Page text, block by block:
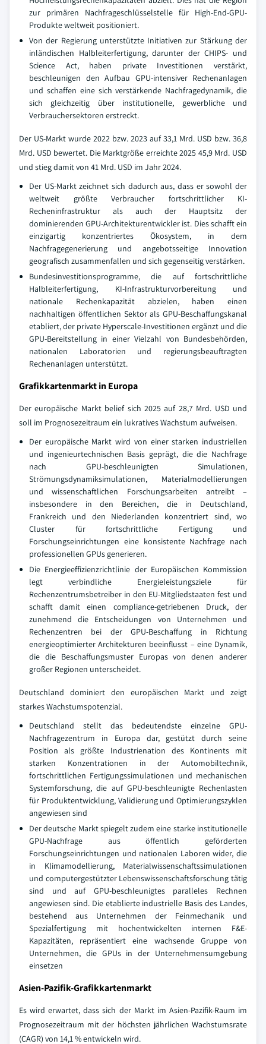
zur primären Nachfrageschlüsselstelle für High-End-GPU-
Produkte weltweit positioniert.
Von der Regierung unterstützte Initiativen zur Stärkung der
inländischen Halbleiterfertigung, darunter der CHIPS- und
Science Act, haben private Investitionen verstärkt,
beschleunigen den Aufbau GPU-intensiver Rechenanlagen
und schaffen eine sich verstärkende Nachfragedynamik, die
sich gleichzeitig über institutionelle, gewerbliche und
Verbrauchersektoren erstreckt.
Der US-Markt wurde 2022 bzw. 2023 auf 33,1 Mrd. USD bzw. 36,8
Mrd. USD bewertet. Die Marktgröße erreichte 2025 45,9 Mrd. USD
und stieg damit von 41 Mrd. USD im Jahr 2024.
Der US-Markt zeichnet sich dadurch aus, dass er sowohl der
weltweit größte Verbraucher fortschrittlicher KI-
Recheninfrastruktur als auch der Hauptsitz der
dominierenden GPU-Architekturentwickler ist. Dies schafft ein
einzigartig konzentriertes Ökosystem, in dem
Nachfragegenerierung und angebotsseitige Innovation
geografisch zusammenfallen und sich gegenseitig verstärken.
Bundesinvestitionsprogramme, die auf fortschrittliche
Halbleiterfertigung, KI-Infrastrukturvorbereitung und
nationale Rechenkapazität abzielen, haben einen
nachhaltigen öffentlichen Sektor als GPU-Beschaffungskanal
etabliert, der private Hyperscale-Investitionen ergänzt und die
GPU-Bereitstellung in einer Vielzahl von Bundesbehörden,
nationalen Laboratorien und regierungsbeauftragten
Rechenanlagen unterstützt.
Grafikkartenmarkt in Europa
Der europäische Markt belief sich 2025 auf 28,7 Mrd. USD und
soll im Prognosezeitraum ein lukratives Wachstum aufweisen.
Der europäische Markt wird von einer starken industriellen
und ingenieurtechnischen Basis geprägt, die die Nachfrage
nach GPU-beschleunigten Simulationen,
Strömungsdynamiksimulationen, Materialmodellierungen
und wissenschaftlichen Forschungsarbeiten antreibt –
insbesondere in den Bereichen, die in Deutschland,
Frankreich und den Niederlanden konzentriert sind, wo
Cluster für fortschrittliche Fertigung und
Forschungseinrichtungen eine konsistente Nachfrage nach
professionellen GPUs generieren.
Die Energieeffizienzrichtlinie der Europäischen Kommission
legt verbindliche Energieleistungsziele für
Rechenzentrumsbetreiber in den EU-Mitgliedstaaten fest und
schafft damit einen compliance-getriebenen Druck, der
zunehmend die Entscheidungen von Unternehmen und
Rechenzentren bei der GPU-Beschaffung in Richtung
energieoptimierter Architekturen beeinflusst – eine Dynamik,
die die Beschaffungsmuster Europas von denen anderer
großer Regionen unterscheidet.
Deutschland dominiert den europäischen Markt und zeigt
starkes Wachstumspotenzial.
Deutschland stellt das bedeutendste einzelne GPU-
Nachfragezentrum in Europa dar, gestützt durch seine
Position als größte Industrienation des Kontinents mit
starken Konzentrationen in der Automobiltechnik,
fortschrittlichen Fertigungssimulationen und mechanischen
Systemforschung, die auf GPU-beschleunigte Rechenlasten
für Produktentwicklung, Validierung und Optimierungszyklen
angewiesen sind
Der deutsche Markt spiegelt zudem eine starke institutionelle
GPU-Nachfrage aus öffentlich geförderten
Forschungseinrichtungen und nationalen Laboren wider, die
in Klimamodellierung, Materialwissenschaftssimulationen
und computergestützter Lebenswissenschaftsforschung tätig
sind und auf GPU-beschleunigtes paralleles Rechnen
angewiesen sind. Die etablierte industrielle Basis des Landes,
bestehend aus Unternehmen der Feinmechanik und
Spezialfertigung mit hochentwickelten internen F&E-
Kapazitäten, repräsentiert eine wachsende Gruppe von
Unternehmen, die GPUs in der Unternehmensumgebung
einsetzen
Asien-Pazifik-Grafikkartenmarkt
Es wird erwartet, dass sich der Markt im Asien-Pazifik-Raum im
Prognosezeitraum mit der höchsten jährlichen Wachstumsrate
(CAGR) von 14,1 % entwickeln wird.